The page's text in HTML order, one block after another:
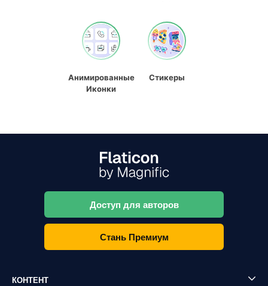
Анимированные
Иконки
Стикеры
Доступ для авторов
Стань Премиум
КОНТЕНТ